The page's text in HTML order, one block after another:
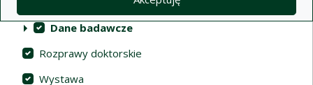
Dane badawcze
Rozprawy doktorskie
Wystawa